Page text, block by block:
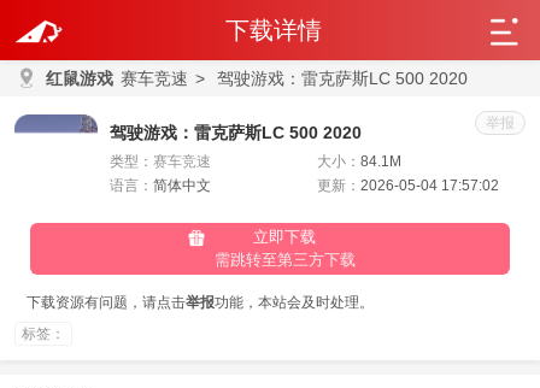
下载详情
红鼠游戏 赛车竞速 > 驾驶游戏：雷克萨斯LC 500 2020
驾驶游戏：雷克萨斯LC 500 2020
类型： 赛车竞速 大小：84.1M
语言： 简体中文 更新：2026-05-04 17:57:02
举报
立即下载
需跳转至第三方下载
下载资源有问题，请点击举报功能，本站会及时处理。
标签：